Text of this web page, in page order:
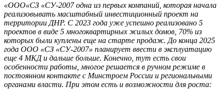
«ООО«СЗ «СУ-2007 одна из первых компаний, которая начала
реализовывать масштабный инвестиционный проект на
территории ДНР. С 2023 года уже успешно реализовано 5
проектов в виде 5 многоквартирных жилых домов, 70% из
которых были куплены еще на старте продаж. До конца 2025
года ООО «СЗ «СУ-2007» планирует ввести в эксплуатацию
еще 4 МКД и дальше больше. Конечно, тут есть свои
особенности работы, многое решается в ручном режиме в
постоянном контакте с Минстроем России и региональными
органами власти. При этом есть и возможности для роста: